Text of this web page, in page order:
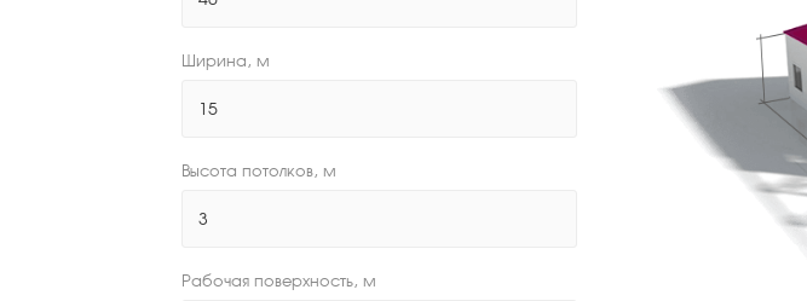
Ширина, м
Высота потолков, м
Рабочая поверхность, м